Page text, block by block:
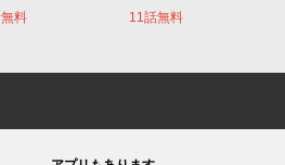
料 11話無料